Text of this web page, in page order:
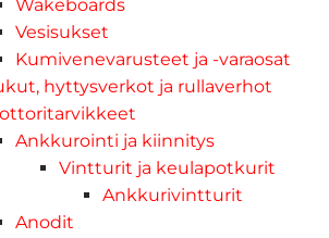
Wakeboards
Vesisukset
Kumivenevarusteet ja -varaosat
hyttysverkot ja rullaverhot
Ankkurointi ja kiinnitys
Vintturit ja keulapotkurit
Ankkurivintturit
Anodit